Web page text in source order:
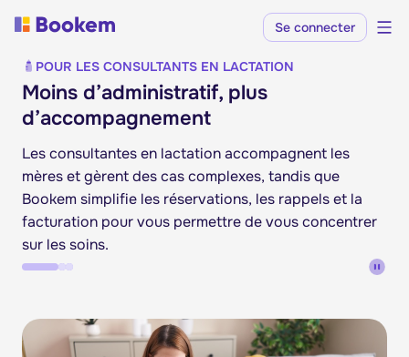
Se connecter
POUR LES CONSULTANTS EN LACTATION
Moins d’administratif, plus
d’accompagnement
Les consultantes en lactation accompagnent les
mères et gèrent des cas complexes, tandis que
Bookem simplifie les réservations, les rappels et la
facturation pour vous permettre de vous concentrer
sur les soins.